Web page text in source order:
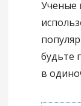
Ученые
будьте
в